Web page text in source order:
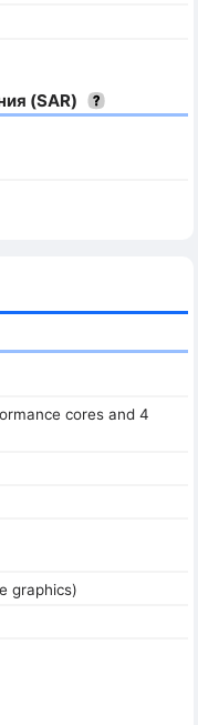
(SAR)
cores and 4
graphics)